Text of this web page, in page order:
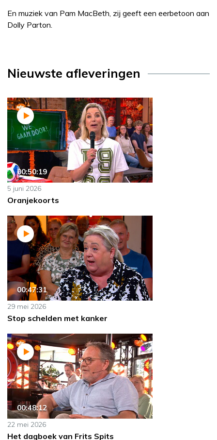
En muziek van Pam MacBeth, zij geeft een eerbetoon aan
Dolly Parton.
Nieuwste afleveringen
00:50:19
5 juni 2026
Oranjekoorts
00:47:31
29 mei 2026
Stop schelden met kanker
00:48:12
22 mei 2026
Het dagboek van Frits Spits